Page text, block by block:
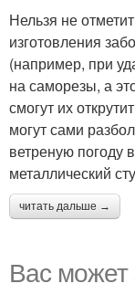
Нельзя не
изготовления
(например, при
на саморезы, а
смогут их
могут сами
ветреную погоду
металлический
читать дальше →
Вас может